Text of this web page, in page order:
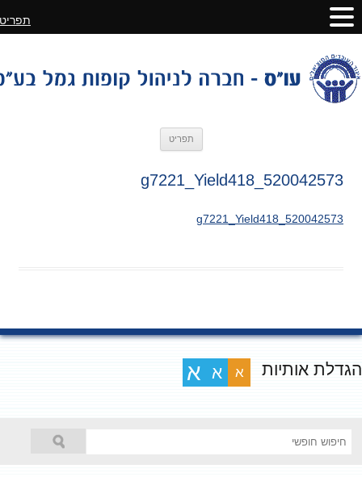
תפריט
520042573_g7221_Yield418
520042573_g7221_Yield418
אותיות א א א
תפריט